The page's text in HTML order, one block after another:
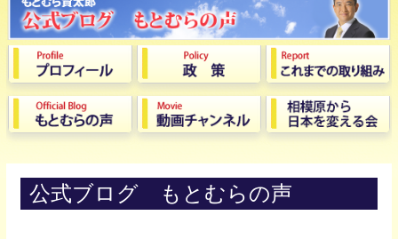
公式ブログ もとむらの声